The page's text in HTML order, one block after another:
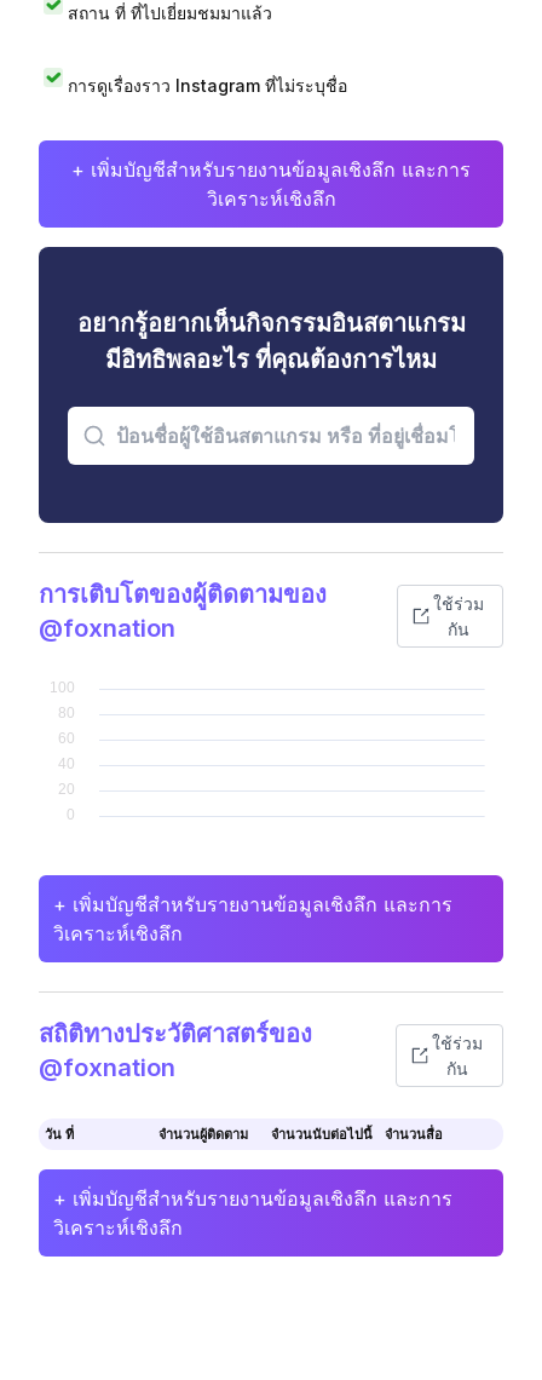
สถาน ที่ ที่ไปเยี่ยมชมมาแล้ว
การดูเรื่องราว Instagram ที่ไม่ระบุชื่อ
+ เพิ่มบัญชีสำหรับรายงานข้อมูลเชิงลึก และการ
วิเคราะห์เชิงลึก
อยากรู้อยากเห็นกิจกรรมอินสตาแกรม
มีอิทธิพลอะไร ที่คุณต้องการไหม
การเติบโตของผู้ติดตามของ
@foxnation
ใช้ร่วม
กัน
+ เพิ่มบัญชีสำหรับรายงานข้อมูลเชิงลึก และการ
วิเคราะห์เชิงลึก
สถิติทางประวัติศาสตร์ของ
@foxnation
ใช้ร่วม
กัน
วัน ที่ จำนวนผู้ติดตาม จำนวนนับต่อไปนี้ จำนวนสื่อ
+ เพิ่มบัญชีสำหรับรายงานข้อมูลเชิงลึก และการ
วิเคราะห์เชิงลึก